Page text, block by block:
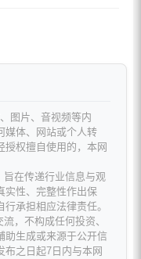
图片、音视频等内
媒体、网站或个人转
授权擅自使用的，本网
在传递行业信息与观
实性、完整性作出保
承担相应法律责任。
，不构成任何投资、
助生成或来源于公开信
布之日起7日内与本网